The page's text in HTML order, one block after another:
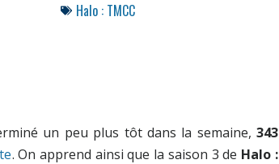
Halo : TMCC
un peu plus tôt dans la semaine,343
. On apprend ainsi que la saison 3 de Halo :